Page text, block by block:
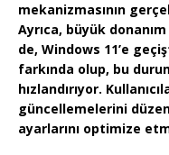
mekanizmasının
Ayrıca, büyük
de, Windows 11’e
farkında olup, bu
hızlandırıyor.
güncellemelerini
ayarlarını optimize